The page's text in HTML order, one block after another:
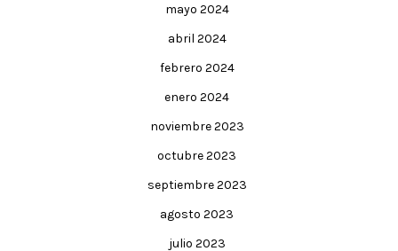
mayo 2024
abril 2024
febrero 2024
enero 2024
noviembre 2023
octubre 2023
septiembre 2023
agosto 2023
julio 2023